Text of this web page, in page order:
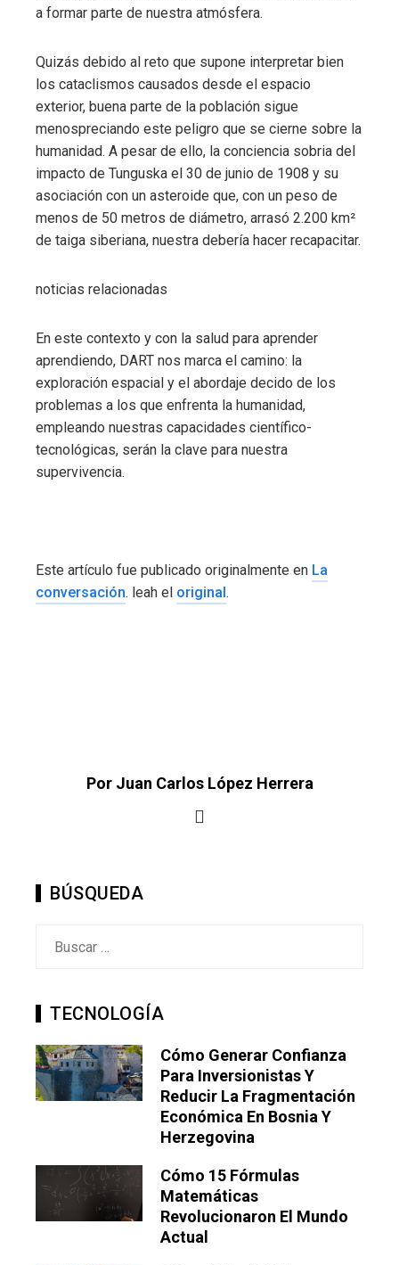
a formar parte de nuestra atmósfera.
Quizás debido al reto que supone interpretar bien
los cataclismos causados ​​desde el espacio
exterior, buena parte de la población sigue
menospreciando este peligro que se cierne sobre la
humanidad. A pesar de ello, la conciencia sobria del
impacto de Tunguska el 30 de junio de 1908 y su
asociación con un asteroide que, con un peso de
menos de 50 metros de diámetro, arrasó 2.200 km²
de taiga siberiana, nuestra debería hacer recapacitar.
noticias relacionadas
En este contexto y con la salud para aprender
aprendiendo, DART nos marca el camino: la
exploración espacial y el abordaje decido de los
problemas a los que enfrenta la humanidad,
empleando nuestras capacidades científico-
tecnológicas, serán la clave para nuestra
supervivencia.
Este artículo fue publicado originalmente en La
conversación. leah el original .
Por Juan Carlos López Herrera
BÚSQUEDA
TECNOLOGÍA
Cómo Generar Confianza
Para Inversionistas Y
Reducir La Fragmentación
Económica En Bosnia Y
Herzegovina
Cómo 15 Fórmulas
Matemáticas
Revolucionaron El Mundo
Actual